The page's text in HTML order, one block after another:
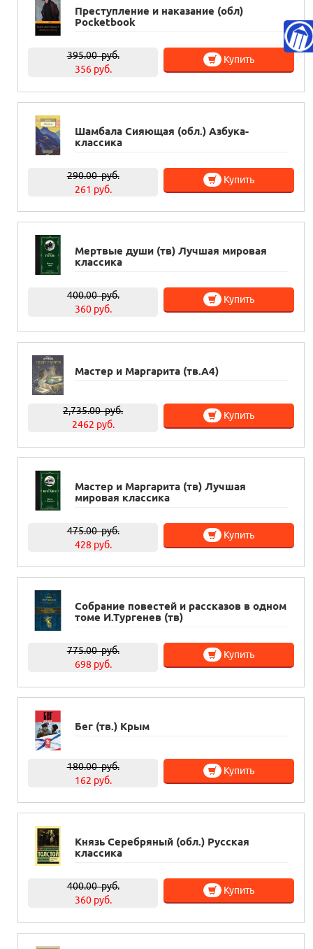
Преступление и наказание (обл)
Pocketbook
395.00руб.
356 руб.
Купить
Шамбала Сияющая (обл.) Азбука-
классика
290.00руб.
261 руб.
Купить
Мертвые души (тв) Лучшая мировая
классика
400.00руб.
360 руб.
Купить
Мастер и Маргарита (тв.А4)
2,735.00руб.
2462 руб.
Купить
Мастер и Маргарита (тв) Лучшая
мировая классика
475.00руб.
428 руб.
Купить
Собрание повестей и рассказов в одном
томе И.Тургенев (тв)
775.00руб.
698 руб.
Купить
Бег (тв.) Крым
180.00руб.
162 руб.
Купить
Князь Серебряный (обл.) Русская
классика
400.00руб.
360 руб.
Купить